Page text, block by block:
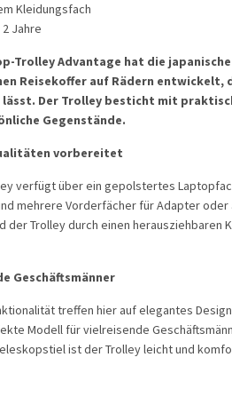
Kleidungsfach
Jahre
Trolley Advantage hat die
Reisekoffer auf Rädern entwickelt,
lässt. Der Trolley besticht mit
Gegenstände.
vorbereitet
verfügt über ein gepolstertes
mehrere Vorderfächer für Adapter
der Trolley durch einen herausziehbaren
Geschäftsmänner
treffen hier auf elegantes
Modell für vielreisende
ist der Trolley leicht und